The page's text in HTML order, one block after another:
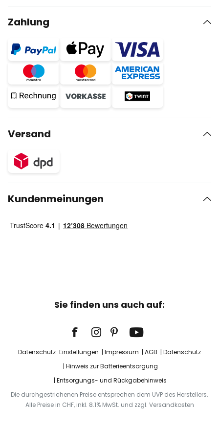
Zahlung
Versand
Kundenmeinungen
Sie finden uns auch auf:
Datenschutz-Einstellungen Impressum AGB
Datenschutz
Hinweis zur Batterieentsorgung
Entsorgungs- und Rückgabehinweis
Die durchgestrichenen Preise entsprechen dem UVP des Herstellers.
Alle Preise in CHF, inkl. 8.1% MwSt. und zzgl. Versandkosten